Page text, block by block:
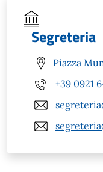
Segreteria
Piazza
+39 0921